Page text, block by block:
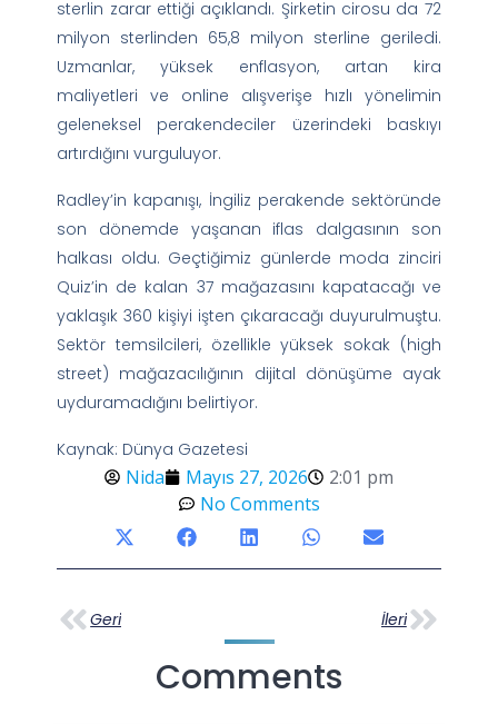
sterlin zarar ettiği açıklandı. Şirketin cirosu da 72
milyon sterlinden 65,8 milyon sterline geriledi.
Uzmanlar, yüksek enflasyon, artan kira
maliyetleri ve online alışverişe hızlı yönelimin
geleneksel perakendeciler üzerindeki baskıyı
artırdığını vurguluyor.
Radley’in kapanışı, İngiliz perakende sektöründe
son dönemde yaşanan iflas dalgasının son
halkası oldu. Geçtiğimiz günlerde moda zinciri
Quiz’in de kalan 37 mağazasını kapatacağı ve
yaklaşık 360 kişiyi işten çıkaracağı duyurulmuştu.
Sektör temsilcileri, özellikle yüksek sokak (high
street) mağazacılığının dijital dönüşüme ayak
uyduramadığını belirtiyor.
Kaynak: Dünya Gazetesi
Nida Mayıs 27, 2026
2:01 pm
No Comments
Geri İleri
Comments